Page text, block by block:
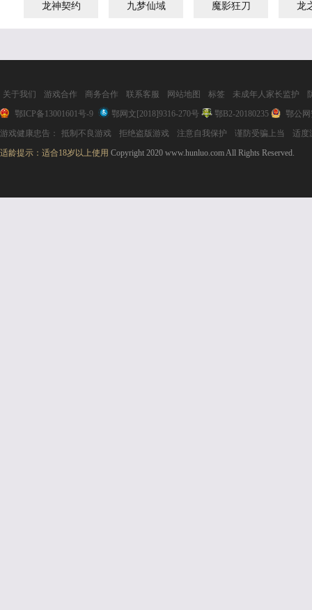
龙神契约
九梦仙域 魔影狂刀 龙
关于我们 游戏合作 商务合作 联系客服 网站地图 标签 未成年人家长监护
鄂ICP备13001601号-9
鄂网文[2018]9316-270号 鄂B2-20180235
鄂公网
游戏健康忠告：
抵制不良游戏 拒绝盗版游戏 注意自我保护 谨防受骗上当
适
适龄提示：适合18岁以上使用 Copyright 2020 www.hunluo.com All Rights Reserved.